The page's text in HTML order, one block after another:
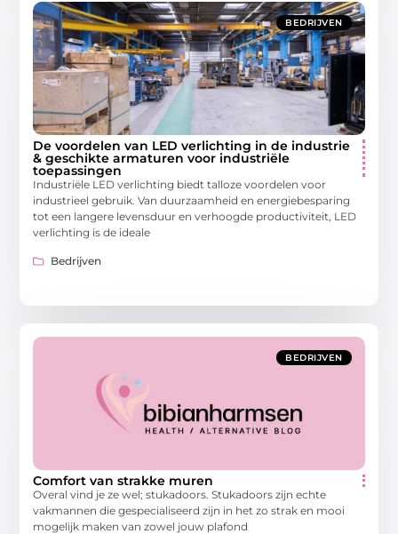
BEDRIJVEN
De voordelen van LED verlichting in de industrie
& geschikte armaturen voor industriële
toepassingen
Industriële LED verlichting biedt talloze voordelen voor
industrieel gebruik. Van duurzaamheid en energiebesparing
tot een langere levensduur en verhoogde productiviteit, LED
verlichting is de ideale
Bedrijven
BEDRIJVEN
Comfort van strakke muren
Overal vind je ze wel; stukadoors. Stukadoors zijn echte
vakmannen die gespecialiseerd zijn in het zo strak en mooi
mogelijk maken van zowel jouw plafond